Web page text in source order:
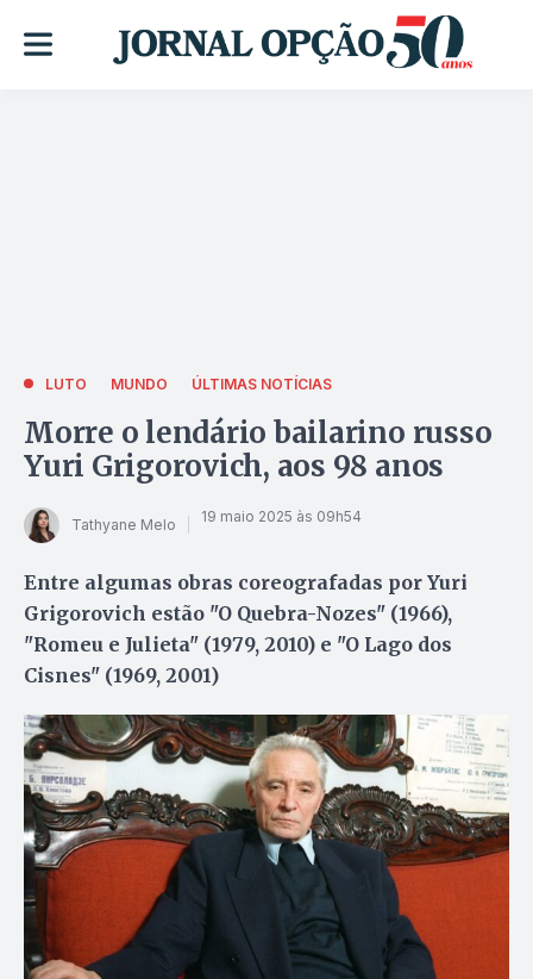
LUTO MUNDO ÚLTIMAS NOTÍCIAS
Morre o lendário bailarino russo
Yuri Grigorovich, aos 98 anos
Tathyane Melo 19 maio 2025 às 09h54
Entre algumas obras coreografadas por Yuri
Grigorovich estão "O Quebra-Nozes" (1966),
"Romeu e Julieta" (1979, 2010) e "O Lago dos
Cisnes" (1969, 2001)